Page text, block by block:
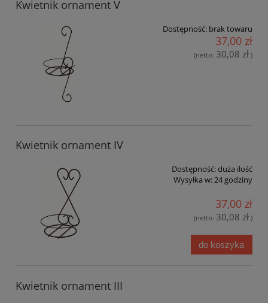
Kwietnik ornament V
Dostępność: brak towaru
37,00 zł
(netto: 30,08 zł )
Kwietnik ornament IV
Dostępność:duża ilość
Wysyłka w:24 godziny
37,00 zł
(netto: 30,08 zł )
do koszyka
Kwietnik ornament III